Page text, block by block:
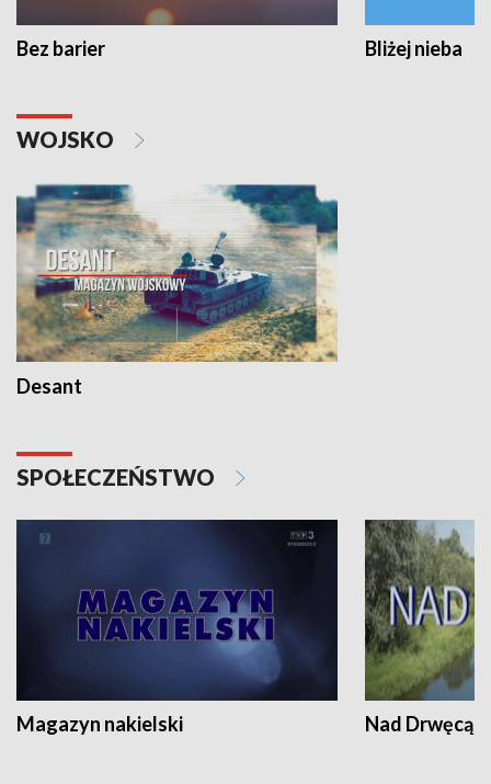
Bez barier Bliżej nieba
WOJSKO
Desant
SPOŁECZEŃSTWO
Magazyn nakielski Nad Drwęcą